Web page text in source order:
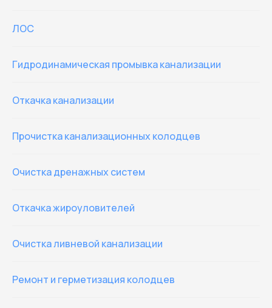
ЛОС
Гидродинамическая промывка канализации
Откачка канализации
Прочистка канализационных колодцев
Очистка дренажных систем
Откачка жироуловителей
Очистка ливневой канализации
Ремонт и герметизация колодцев